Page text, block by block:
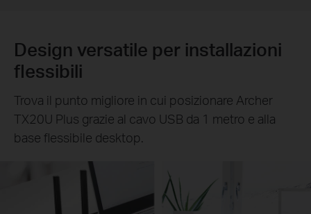
Design versatile per installazioni
flessibili
Trova il punto migliore in cui posizionare Archer
TX20U Plus grazie al cavo USB da 1 metro e alla
base flessibile desktop.